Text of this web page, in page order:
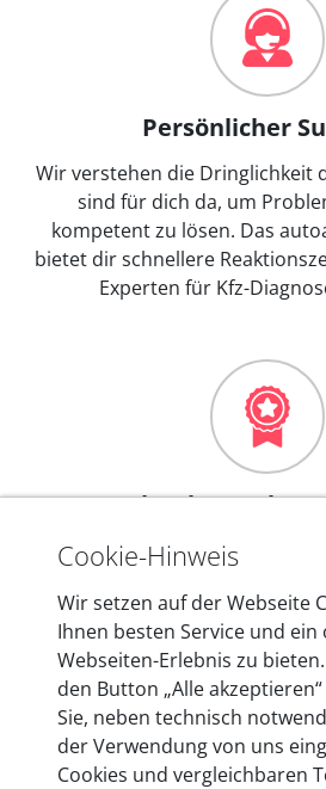
Persönlicher
Wir verstehen die Dringlichkeit
sind für dich da, um
kompetent zu lösen. Das
bietet dir schnellere
Experten für Kfz-
Mehr als 10 Jahre
In den Kfz-Diagnosegeräten
entwickeln wir unsere
Berlin laufend weiter. Auf
heute mehr als 60.000
Cookie-Hinweis
Wir setzen auf der Webseite
Ihnen besten Service und ein
Webseiten-Erlebnis zu
den Button „Alle
Sie, neben technisch
der Verwendung von uns
Cookies und vergleichbaren